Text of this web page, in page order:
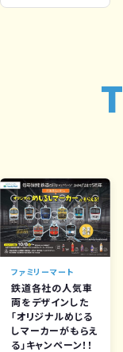
ファミリーマート
鉄道各社の人気車
両をデザインした
「オリジナルめじる
しマーカーがもらえ
る」キャンペーン！！